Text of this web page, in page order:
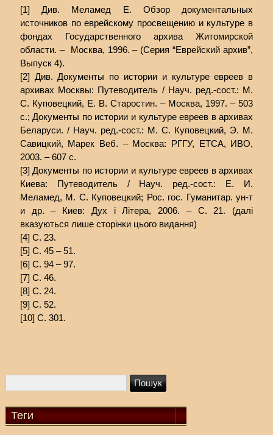
[1] Див. Меламед Е. Обзор документальных
источников по еврейскому просвещению и культуре в
фондах Государственного архива Житомирской
области. – Москва, 1996. – (Серия “Еврейский архив”,
Выпуск 4).
[2] Див. Документы по истории и культуре евреев в
архивах Москвы: Путеводитель / Науч. ред.-сост.: М.
С. Куповецкий, Е. В. Старостин. – Москва, 1997. – 503
с.; Документы по истории и культуре евреев в архивах
Беларуси. / Науч. ред.-сост.: М. С. Куповецкий, Э. М.
Савицкий, Марек Веб. – Москва: РГГУ, ЕТСА, ИВО,
2003. – 607 с.
[3] Документы по истории и культуре евреев в архивах
Киева: Путеводитель / Науч. ред.-сост.: Е. И.
Меламед, М. С. Куповецкий; Рос. гос. Гуманитар. ун-т
и др. – Киев: Дух і Літера, 2006. – С. 21. (далі
вказуються лише сторінки цього видання)
[4] С. 23.
[5] С. 45 – 51.
[6] С. 94 – 97.
[7] С. 46.
[8] С. 24.
[9] С. 52.
[10] С. 301.
Теги